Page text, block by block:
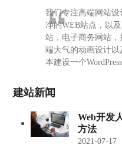
我们专注高端网站
净的WEB站点，以
站，电子商务网站
端大气的动画设计
本建设一个WordPress
建站新闻
Web开发
方法
2021-07-17